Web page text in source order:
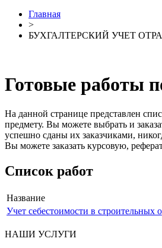
Главная
>
БУХГАЛТЕРСКИЙ УЧЕТ
Готовые
На данной странице представлен
предмету. Вы можете выбрать и
успешно сданы их заказчиками,
Вы можете заказать курсовую,
Список работ
Название
Учет себестоимости в строительных
НАШИ УСЛУГИ